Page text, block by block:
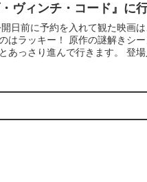
ヴィンチ・コード』に
前に予約を入れて観た映画は
はラッキー！ 原作の謎解きシ
あっさり進んで行きます。 登場